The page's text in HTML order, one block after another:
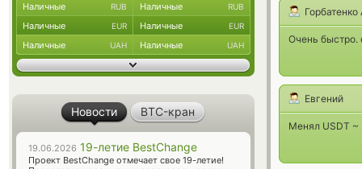
Очень быстро.
Евгений
Менял USDT ~
Наличные RUB Наличные RUB
Наличные EUR Наличные EUR
Наличные UAH Наличные UAH
Новости BTC-кран
19.06.2026 19-летие BestChange
Проект BestChange отмечает свое 19-летие!